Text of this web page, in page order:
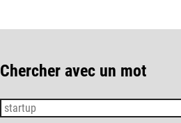
Chercher avec un mot